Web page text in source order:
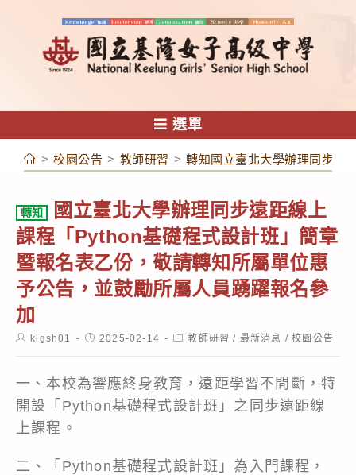
容
選單
> 校園公告 > 教師研習 > 轉知國立臺北大學辦理同步遠
轉知
國立臺北大學辦理同步遠距線上
課程「Python基礎程式設計班」簡章
暨報名表乙份，敬請轉知所屬單位惠
予公告，並鼓勵所屬人員踴躍報名參
加
Postklgsh01
Post2025-02-14
Post教師研習 / 最新消息 / 校園公告
一、本校為響應終身教育，遠距學習不間斷，特
開設「Python基礎程式設計班」之同步遠距線
上課程。
二、「Python基礎程式設計班」為入門課程，